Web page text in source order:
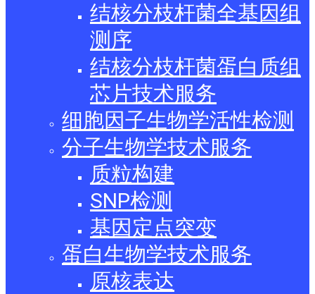
结核分枝杆菌全基因组
测序
结核分枝杆菌蛋白质组
芯片技术服务
细胞因子生物学活性检测
分子生物学技术服务
质粒构建
SNP检测
基因定点突变
蛋白生物学技术服务
原核表达